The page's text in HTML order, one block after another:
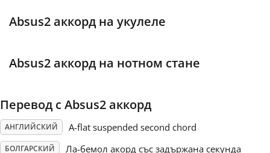
Português
Absus2 аккорд на укулеле
Absus2 аккорд на нотном стане
Перевод с Absus2 аккорд
АНГЛИЙСКИЙ A-flat suspended second chord
БОЛГАРСКИЙ Ла-бемол акорд със задържана секунда